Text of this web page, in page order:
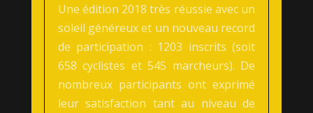
Une édition 2018 très réussie avec un
soleil généreux et un nouveau record
de participation : 1203 inscrits (soit
658 cyclistes et 545 marcheurs). De
nombreux participants ont exprimé
leur satisfaction tant au niveau de